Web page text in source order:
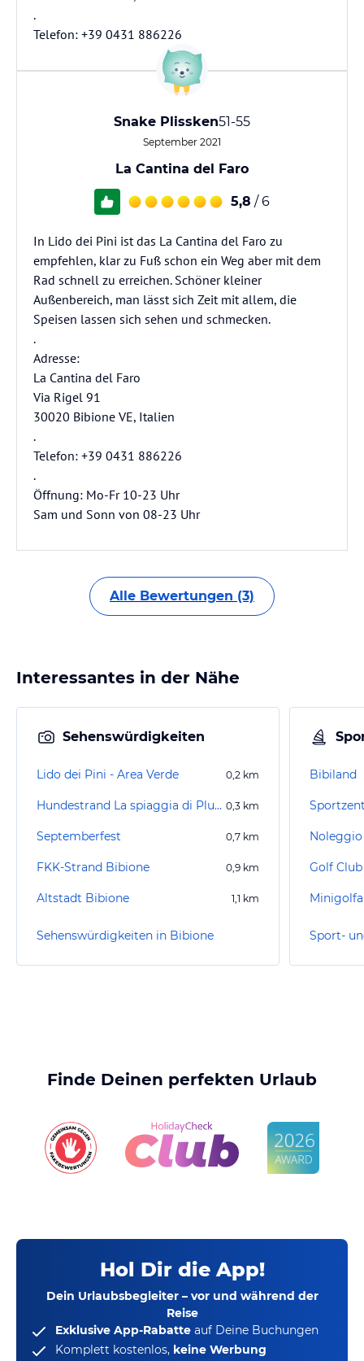
.
Telefon: +39 0431 886226
Snake Plissken51-55
September 2021
La Cantina del Faro
5,8 / 6
In Lido dei Pini ist das La Cantina del Faro zu
empfehlen, klar zu Fuß schon ein Weg aber mit dem
Rad schnell zu erreichen. Schöner kleiner
Außenbereich, man lässt sich Zeit mit allem, die
Speisen lassen sich sehen und schmecken.
.
Adresse:
La Cantina del Faro
Via Rigel 91
30020 Bibione VE, Italien
.
Telefon: +39 0431 886226
.
Öffnung: Mo-Fr 10-23 Uhr
Sam und Sonn von 08-23 Uhr
Alle Bewertungen (3)
Interessantes in der Nähe
Sehenswürdigkeiten
Lido dei Pini - Area Verde 0,2 km
Hundestrand La spiaggia di Pluto Bibione 0,3 km
Septemberfest 0,7 km
FKK-Strand Bibione 0,9 km
Altstadt Bibione 1,1 km
Sehenswürdigkeiten in Bibione
Bibiland
Golf
Sport-
Finde Deinen perfekten Urlaub
Hol Dir die App!
Dein Urlaubsbegleiter – vor und während der
Reise
Exklusive App-Rabatte auf Deine Buchungen
Komplett kostenlos, keine Werbung